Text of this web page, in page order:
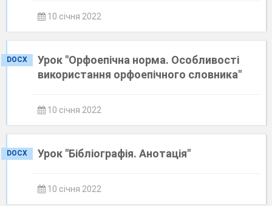
10 січня 2022
DOCX
Урок "Орфоепічна норма. Особливості
використання орфоепічного словника"
10 січня 2022
DOCX Урок "Бібліографія. Анотація"
10 січня 2022